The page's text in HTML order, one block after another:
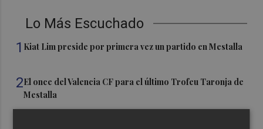
Lo Más Escuchado
1 Kiat Lim preside por primera vez un partido en Mestalla
2El once del Valencia CF para el último Trofeu Taronja de
Mestalla